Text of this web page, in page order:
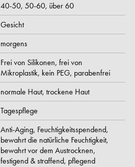
40-50, 50-60, über 60
Gesicht
morgens
Frei von Silikonen, frei von
Mikroplastik, kein PEG, parabenfrei
normale Haut, trockene Haut
Tagespflege
Anti-Aging, Feuchtigkeitsspendend,
bewahrt die natürliche Feuchtigkeit,
bewahrt vor dem Austrocknen,
festigend & straffend, pflegend